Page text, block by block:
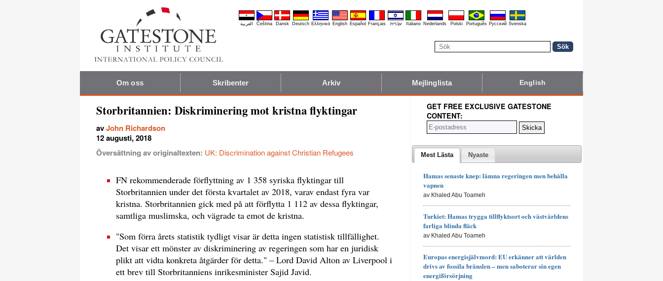
العربية Čeština Dansk Deutsch Ελληνικά English Español Français עברית Italiano Nederlands Polski Português Pyccĸий Svenska
Om oss Skribenter Arkiv Mejlinglista English
Storbritannien: Diskriminering mot kristna flyktingar
avJohn Richardson
12 augusti, 2018
Översättning av originaltexten: UK: Discrimination against Christian Refugees
FN rekommenderade förflyttning av 1 358 syriska flyktingar till
Storbritannien under det första kvartalet av 2018, varav endast fyra var
kristna. Storbritannien gick med på att förflytta 1 112 av dessa flyktingar,
samtliga muslimska, och vägrade ta emot de kristna.
"Som förra årets statistik tydligt visar är detta ingen statistisk tillfällighet.
Det visar ett mönster av diskriminering av regeringen som har en juridisk
plikt att vidta konkreta åtgärder för detta." – Lord David Alton av Liverpool i
ett brev till Storbritanniens inrikesminister Sajid Javid.
GET FREE EXCLUSIVE GATESTONE
CONTENT:
Mest Lästa Nyaste
Hamas senaste knep: lämna regeringen men behålla
vapnen
av Khaled Abu Toameh
Turkiet: Hamas trygga tillflyktsort och västvärldens
farliga blinda fläck
av Khaled Abu Toameh
Europas energisjälvmord: EU erkänner att världen
drivs av fossila bränslen – men saboterar sin egen
energiförsörjning